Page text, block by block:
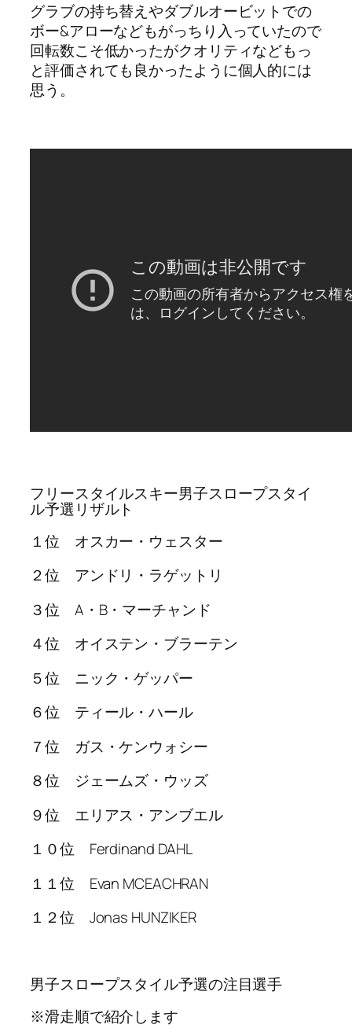
グラブの持ち替えやダブルオービットでの
ボー&アローなどもがっちり入っていたので
回転数こそ低かったがクオリティなどもっ
と評価されても良かったように個人的には
思う。
フリースタイルスキー男子スロープスタイ
ル予選リザルト
１位 オスカー・ウェスター
２位 アンドリ・ラゲットリ
３位 A・B・マーチャンド
４位 オイステン・ブラーテン
５位 ニック・ゲッパー
６位 ティール・ハール
７位 ガス・ケンウォシー
８位 ジェームズ・ウッズ
９位 エリアス・アンブエル
１０位 Ferdinand DAHL
１１位 Evan MCEACHRAN
１２位 Jonas HUNZIKER
男子スロープスタイル予選の注目選手
※滑走順で紹介します